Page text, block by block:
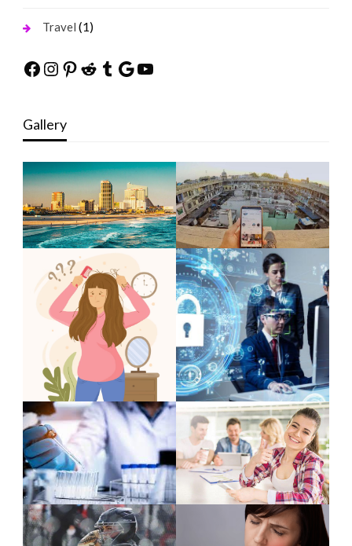
Travel (1)
Facebook
Instagram
Pinterest
Reddit
Tumblr
Google
YouTube
Gallery